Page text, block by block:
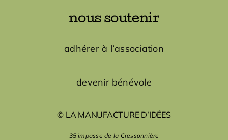
nous soutenir
adhérer à l’association
devenir bénévole
© LA MANUFACTURE D’IDÉES
35 impasse de la Cressonnière